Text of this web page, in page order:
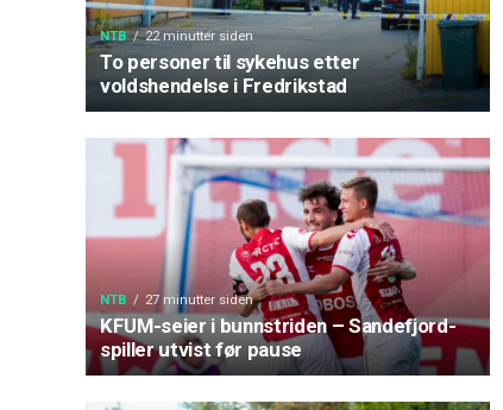
NTB 22 minutter siden
To personer til sykehus etter
voldshendelse i Fredrikstad
NTB 27 minutter siden
KFUM-seier i bunnstriden – Sandefjord-
spiller utvist før pause